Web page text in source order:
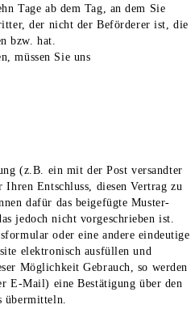
Tage ab dem Tag, an dem Sie
der nicht der Beförderer ist, die
bzw. hat.
müssen Sie uns
(z.B. ein mit der Post versandter
Entschluss, diesen Vertrag zu
dafür das beigefügte Muster-
jedoch nicht vorgeschrieben ist.
oder eine andere eindeutige
elektronisch ausfüllen und
Möglichkeit Gebrauch, so werden
E-Mail) eine Bestätigung über den
übermitteln.